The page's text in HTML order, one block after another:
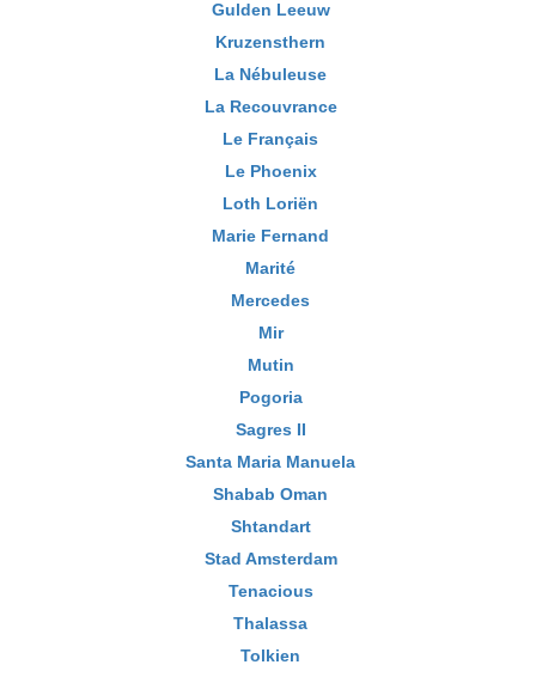
Gulden Leeuw
Kruzensthern
La Nébuleuse
La Recouvrance
Le Français
Le Phoenix
Loth Loriën
Marie Fernand
Marité
Mercedes
Mir
Mutin
Pogoria
Sagres II
Santa Maria Manuela
Shabab Oman
Shtandart
Stad Amsterdam
Tenacious
Thalassa
Tolkien